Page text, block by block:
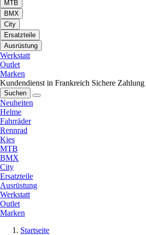
MTB
BMX
City
Ersatzteile
Ausrüstung
Werkstatt
Outlet
Marken
Kundendienst in Frankreich Sichere Zahlung
Suchen
Neuheiten
Helme
Fahrräder
Rennrad
Kies
MTB
BMX
City
Ersatzteile
Ausrüstung
Werkstatt
Outlet
Marken
Startseite